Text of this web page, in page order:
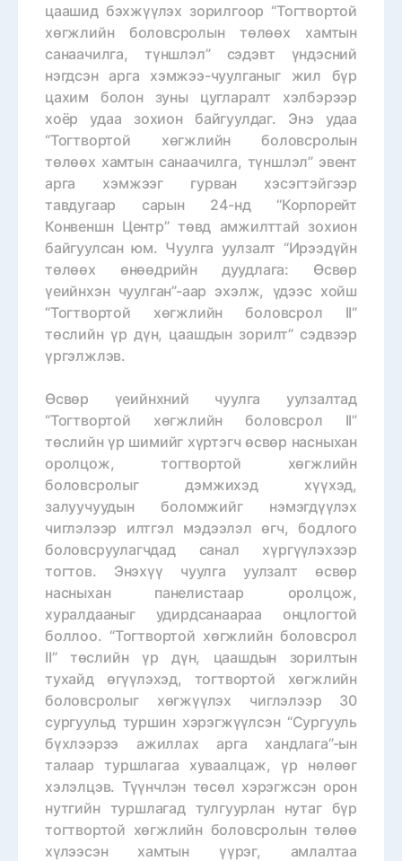
цаашид бэхжүүлэх зорилгоор “Тогтвортой
хөгжлийн боловсролын төлөөх хамтын
санаачилга, түншлэл” сэдэвт үндэсний
нэгдсэн арга хэмжээ-чуулганыг жил бүр
цахим болон зуны цугларалт хэлбэрээр
хоёр удаа зохион байгуулдаг. Энэ удаа
“Тогтвортой хөгжлийн боловсролын
төлөөх хамтын санаачилга, түншлэл” эвент
арга хэмжээг гурван хэсэгтэйгээр
тавдугаар сарын 24-нд “Корпорейт
Конвеншн Центр” төвд амжилттай зохион
байгуулсан юм. Чуулга уулзалт “Ирээдүйн
төлөөх өнөөдрийн дуудлага: Өсвөр
үеийнхэн чуулган”-аар эхэлж, үдээс хойш
“Тогтвортой хөгжлийн боловсрол II”
төслийн үр дүн, цаашдын зорилт” сэдвээр
үргэлжлэв.
Өсвөр үеийнхний чуулга уулзалтад
“Тогтвортой хөгжлийн боловсрол II”
төслийн үр шимийг хүртэгч өсвөр насныхан
оролцож, тогтвортой хөгжлийн
боловсролыг дэмжихэд хүүхэд,
залуучуудын боломжийг нэмэгдүүлэх
чиглэлээр илтгэл мэдээлэл өгч, бодлого
боловсруулагчдад санал хүргүүлэхээр
тогтов. Энэхүү чуулга уулзалт өсвөр
насныхан панелистаар оролцож,
хуралдааныг удирдсанаараа онцлогтой
боллоо. “Тогтвортой хөгжлийн боловсрол
II” төслийн үр дүн, цаашдын зорилтын
тухайд өгүүлэхэд, тогтвортой хөгжлийн
боловсролыг хөгжүүлэх чиглэлээр 30
сургуульд туршин хэрэгжүүлсэн “Сургууль
бүхлээрээ ажиллах арга хандлага”-ын
талаар туршлагаа хуваалцаж, үр нөлөөг
хэлэлцэв. Түүнчлэн төсөл хэрэгжсэн орон
нутгийн туршлагад тулгуурлан нутаг бүр
тогтвортой хөгжлийн боловсролын төлөө
хүлээсэн хамтын үүрэг, амлалтаа